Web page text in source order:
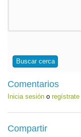
Buscar cerca
Comentarios
Inicia sesión o regístrate
Compartir